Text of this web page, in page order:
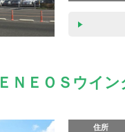
ＥＮＥＯＳウイ
住所